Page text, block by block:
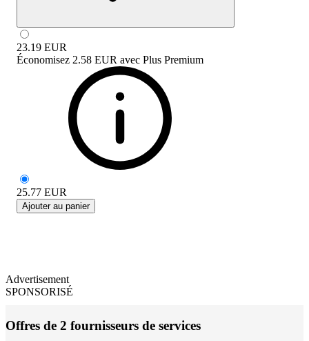
23.19 EUR
Économisez 2.58 EUR avec Plus Premium
25.77 EUR
Ajouter au panier
Advertisement
SPONSORISÉ
Offres de 2 fournisseurs de services